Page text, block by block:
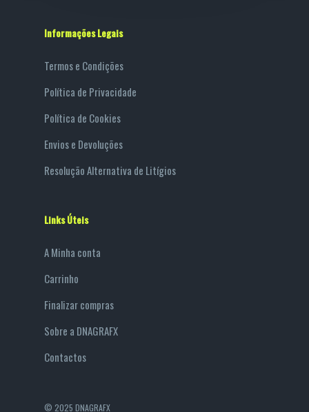
Informações Legais
Termos e Condições
Política de Privacidade
Política de Cookies
Envios e Devoluções
Resolução Alternativa de Litígios
Links Úteis
A Minha conta
Carrinho
Finalizar compras
Sobre a DNAGRAFX
Contactos
© 2025 DNAGRAFX